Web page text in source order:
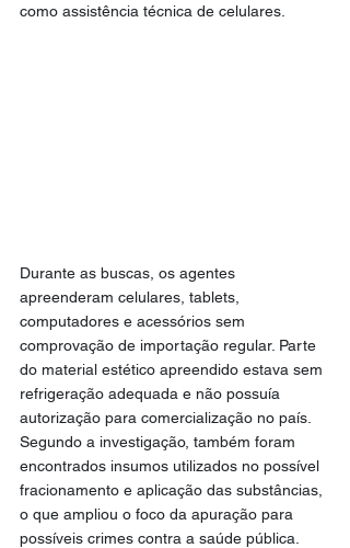
como assistência técnica de celulares.
Durante as buscas, os agentes
apreenderam celulares, tablets,
computadores e acessórios sem
comprovação de importação regular. Parte
do material estético apreendido estava sem
refrigeração adequada e não possuía
autorização para comercialização no país.
Segundo a investigação, também foram
encontrados insumos utilizados no possível
fracionamento e aplicação das substâncias,
o que ampliou o foco da apuração para
possíveis crimes contra a saúde pública.